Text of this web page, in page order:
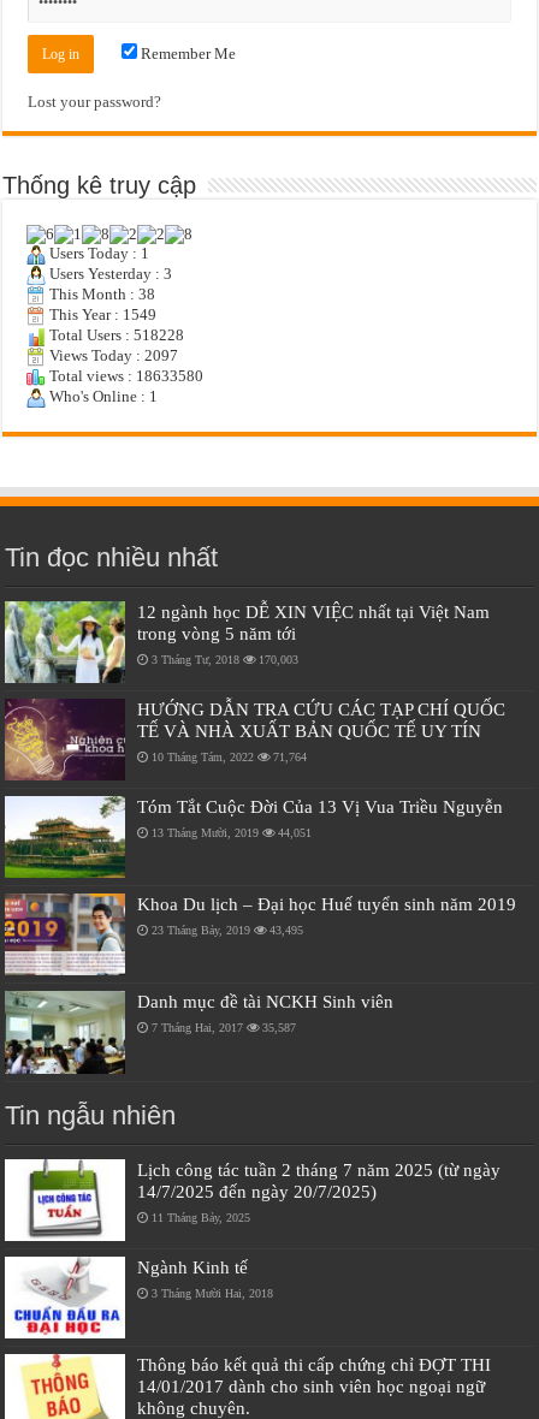
Remember Me
Lost your password?
Thống kê truy cập
Users Today : 1
Users Yesterday : 3
This Month : 38
This Year : 1549
Total Users : 518228
Views Today : 2097
Total views : 18633580
Who's Online : 1
Tin đọc nhiều nhất
12 ngành học DỄ XIN VIỆC nhất tại Việt Nam
trong vòng 5 năm tới
3 Tháng Tư, 2018 170,003
HƯỚNG DẪN TRA CỨU CÁC TẠP CHÍ QUỐC
TẾ VÀ NHÀ XUẤT BẢN QUỐC TẾ UY TÍN
10 Tháng Tám, 2022 71,764
Tóm Tắt Cuộc Đời Của 13 Vị Vua Triều Nguyễn
13 Tháng Mười, 2019 44,051
Khoa Du lịch – Đại học Huế tuyển sinh năm 2019
23 Tháng Bảy, 2019 43,495
Danh mục đề tài NCKH Sinh viên
7 Tháng Hai, 2017 35,587
Tin ngẫu nhiên
Lịch công tác tuần 2 tháng 7 năm 2025 (từ ngày
14/7/2025 đến ngày 20/7/2025)
11 Tháng Bảy, 2025
Ngành Kinh tế
3 Tháng Mười Hai, 2018
Thông báo kết quả thi cấp chứng chỉ ĐỢT THI
14/01/2017 dành cho sinh viên học ngoại ngữ
không chuyên.